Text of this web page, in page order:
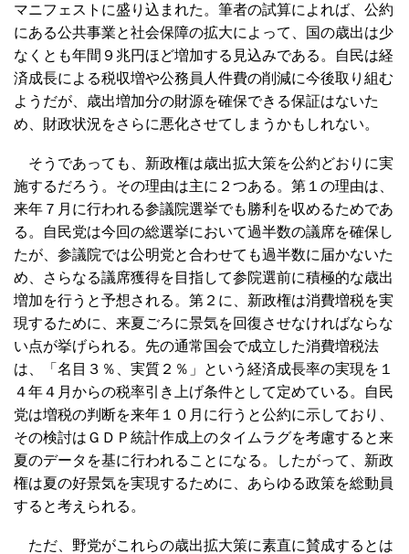
マニフェストに盛り込まれた。筆者の試算によれば、公約
にある公共事業と社会保障の拡大によって、国の歳出は少
なくとも年間９兆円ほど増加する見込みである。自民は経
済成長による税収増や公務員人件費の削減に今後取り組む
ようだが、歳出増加分の財源を確保できる保証はないた
め、財政状況をさらに悪化させてしまうかもしれない。
そうであっても、新政権は歳出拡大策を公約どおりに実
施するだろう。その理由は主に２つある。第１の理由は、
来年７月に行われる参議院選挙でも勝利を収めるためであ
る。自民党は今回の総選挙において過半数の議席を確保し
たが、参議院では公明党と合わせても過半数に届かないた
め、さらなる議席獲得を目指して参院選前に積極的な歳出
増加を行うと予想される。第２に、新政権は消費増税を実
現するために、来夏ごろに景気を回復させなければならな
い点が挙げられる。先の通常国会で成立した消費増税法
は、「名目３％、実質２％」という経済成長率の実現を１
４年４月からの税率引き上げ条件として定めている。自民
党は増税の判断を来年１０月に行うと公約に示しており、
その検討はＧＤＰ統計作成上のタイムラグを考慮すると来
夏のデータを基に行われることになる。したがって、新政
権は夏の好景気を実現するために、あらゆる政策を総動員
すると考えられる。
ただ、野党がこれらの歳出拡大策に素直に賛成するとは